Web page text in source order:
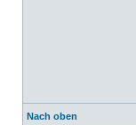
Nach oben